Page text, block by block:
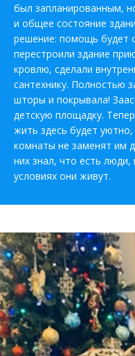
был запланированным,
и общее состояние
решение: помощь будет
перестроили здание
кровлю, сделали
сантехнику. Полностью
шторы и покрывала!
детскую площадку.
жить здесь будет
комнаты не заменят им
них знал, что есть
условиях они живут.